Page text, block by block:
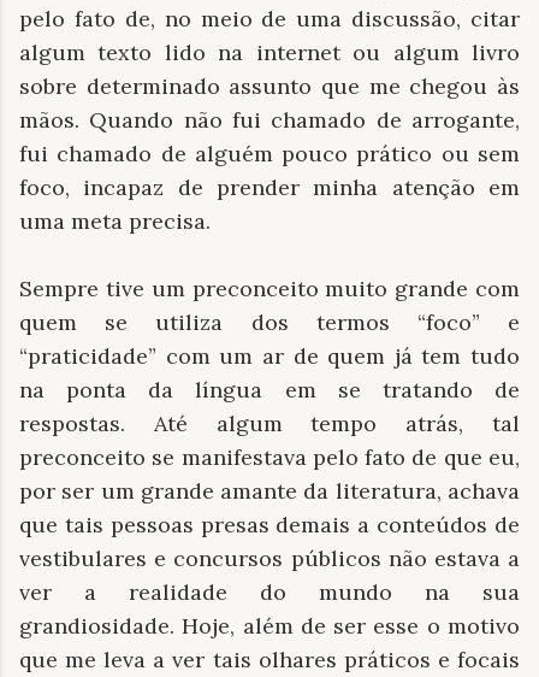
pelo fato de, no meio de uma discussão, citar
algum texto lido na internet ou algum livro
sobre determinado assunto que me chegou às
mãos. Quando não fui chamado de arrogante,
fui chamado de alguém pouco prático ou sem
foco, incapaz de prender minha atenção em
uma meta precisa.
Sempre tive um preconceito muito grande com
quem se utiliza dos termos “foco” e
“praticidade” com um ar de quem já tem tudo
na ponta da língua em se tratando de
respostas. Até algum tempo atrás, tal
preconceito se manifestava pelo fato de que eu,
por ser um grande amante da literatura, achava
que tais pessoas presas demais a conteúdos de
vestibulares e concursos públicos não estava a
ver a realidade do mundo na sua
grandiosidade. Hoje, além de ser esse o motivo
que me leva a ver tais olhares práticos e focais